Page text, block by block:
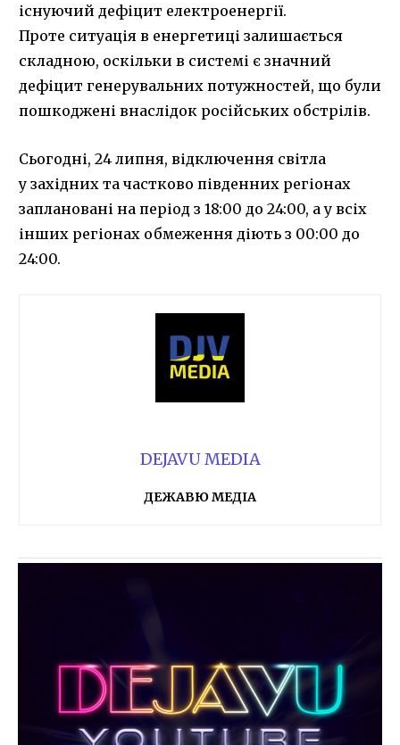
існуючий дефіцит електроенергії.
Проте ситуація в енергетиці залишається
складною, оскільки в системі є значний
дефіцит генерувальних потужностей, що були
пошкоджені внаслідок російських обстрілів.
Сьогодні, 24 липня, відключення світла
у західних та частково південних регіонах
заплановані на період з 18:00 до 24:00, а у всіх
інших регіонах обмеження діють з 00:00 до
24:00.
DEJAVU MEDIA
ДЕЖАВЮ МЕДІА